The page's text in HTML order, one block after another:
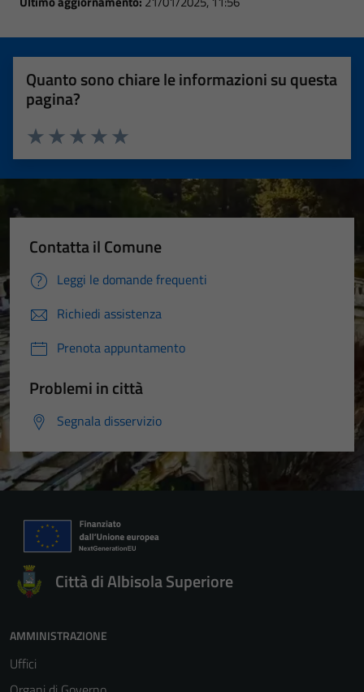
Quanto sono chiare le informazioni su questa
pagina?
Valuta 5 stelle su 5
Valuta 4 stelle su 5
Valuta 3 stelle su 5
Valuta 2 stelle su 5
Valuta 1 stelle su 5
Contatta il Comune
Leggi le domande frequenti
Richiedi assistenza
Prenota appuntamento
Problemi in città
Segnala disservizio
Città di Albisola Superiore
AMMINISTRAZIONE
Uffici